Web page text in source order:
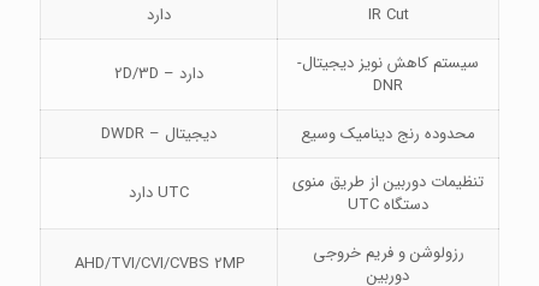
IR Cut
دارد
سیستم کاهش نویز دیجیتال-
DNR
دارد – 2D/3D
محدوده رنج دینامیک وسیع
دیجیتال – DWDR
تنظیمات دوربین از طریق منوی
دستگاه UTC
UTC دارد
رزولوشن و فریم خروجی
دوربین
AHD/TVI/CVI/CVBS 2MP